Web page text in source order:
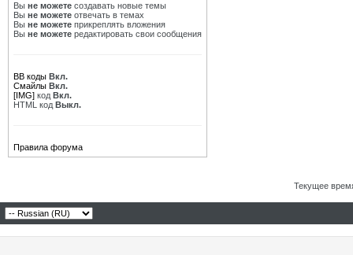
Вы не можете создавать новые темы
Вы не можете отвечать в темах
Вы не можете прикреплять вложения
Вы не можете редактировать свои сообщения
BB коды Вкл.
Смайлы Вкл.
[IMG] код Вкл.
HTML код Выкл.
Правила форума
Текущее